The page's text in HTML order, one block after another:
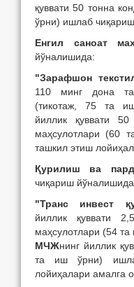
қуввати 50 тонна
ўрни) ишлаб
Енгил саноат
йўналишида:
"Зарафшон
110 минг дона
(тикотаж, 75 та
йиллик қуввати 50
маҳсулотлари (60
ташкил этиш
Қурилиш ва
чиқариш
"Транс инвест
йиллик қуввати
маҳсулотлари (54 та
МЧЖнинг йиллик
та иш ўрни)
лойиҳалари амалга